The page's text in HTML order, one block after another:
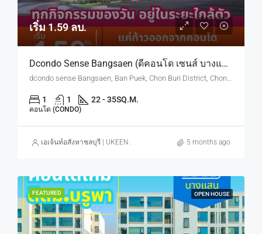
เริ่ม 1.59 ลบ.
Dcondo Sense Bangsaen (ดีคอนโด เซนส์ บางแสน) ทำเลใกล้ ม.บูรพา
dcondo sense Bangsaen, Ban Puek, Chon Buri District, Chon Buri, Thailand
1 1 22 - 35SQ.M.
คอนโด (CONDO)
เอเจ้นท์อสังหาชลบุรี | UKEEN ASSET CO., LTD. 5 months ago
FEATURED OPEN HOUSE